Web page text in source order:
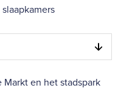
slaapkamers
Markt en het stadspark